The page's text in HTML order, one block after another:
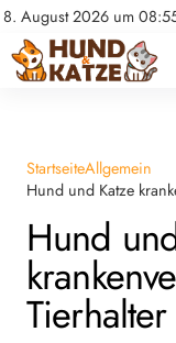
8. August 2026 um
Datenschutz
Impressum
Pferde
Ratgeber
StartseiteAllgemein
Hund und Katze
Hund